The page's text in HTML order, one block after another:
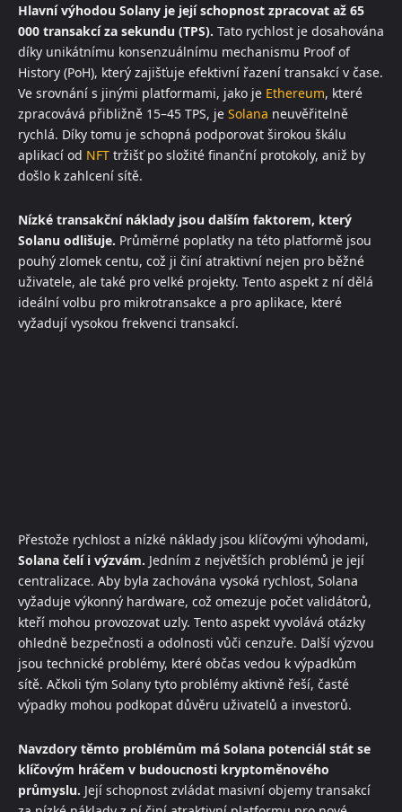
Hlavní výhodou Solany je její schopnost zpracovat až 65
000 transakcí za sekundu (TPS). Tato rychlost je dosahována
díky unikátnímu konsenzuálnímu mechanismu Proof of
History (PoH), který zajišťuje efektivní řazení transakcí v čase.
Ve srovnání s jinými platformami, jako je Ethereum, které
zpracovává přibližně 15–45 TPS, je Solana neuvěřitelně
rychlá. Díky tomu je schopná podporovat širokou škálu
aplikací od NFT tržišť po složité finanční protokoly, aniž by
došlo k zahlcení sítě.
Nízké transakční náklady jsou dalším faktorem, který
Solanu odlišuje. Průměrné poplatky na této platformě jsou
pouhý zlomek centu, což ji činí atraktivní nejen pro běžné
uživatele, ale také pro velké projekty. Tento aspekt z ní dělá
ideální volbu pro mikrotransakce a pro aplikace, které
vyžadují vysokou frekvenci transakcí.
Přestože rychlost a nízké náklady jsou klíčovými výhodami,
Solana čelí i výzvám. Jedním z největších problémů je její
centralizace. Aby byla zachována vysoká rychlost, Solana
vyžaduje výkonný hardware, což omezuje počet validátorů,
kteří mohou provozovat uzly. Tento aspekt vyvolává otázky
ohledně bezpečnosti a odolnosti vůči cenzuře. Další výzvou
jsou technické problémy, které občas vedou k výpadkům
sítě. Ačkoli tým Solany tyto problémy aktivně řeší, časté
výpadky mohou podkopat důvěru uživatelů a investorů.
Navzdory těmto problémům má Solana potenciál stát se
klíčovým hráčem v budoucnosti kryptoměnového
průmyslu. Její schopnost zvládat masivní objemy transakcí